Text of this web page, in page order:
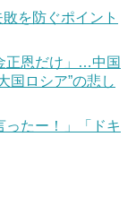
を防ぐポイント
正恩だけ」…中国
国ロシア”の悲し
ったー！」「ドキ